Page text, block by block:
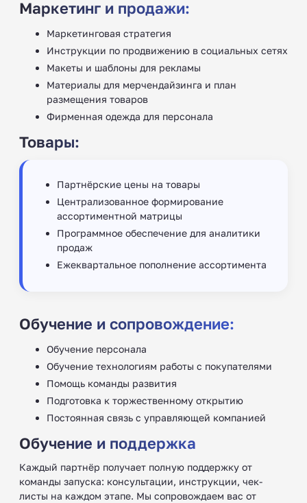
Маркетинг и продажи:
Маркетинговая стратегия
Инструкции по продвижению в социальных сетях
Макеты и шаблоны для рекламы
Материалы для мерчендайзинга и план
размещения товаров
Фирменная одежда для персонала
Товары:
Партнёрские цены на товары
Централизованное формирование
ассортиментной матрицы
Программное обеспечение для аналитики
продаж
Ежеквартальное пополнение ассортимента
Обучение и сопровождение:
Обучение персонала
Обучение технологиям работы с покупателями
Помощь команды развития
Подготовка к торжественному открытию
Постоянная связь с управляющей компанией
Обучение и поддержка
Каждый партнёр получает полную поддержку от
команды запуска: консультации, инструкции, чек-
листы на каждом этапе. Мы сопровождаем вас от